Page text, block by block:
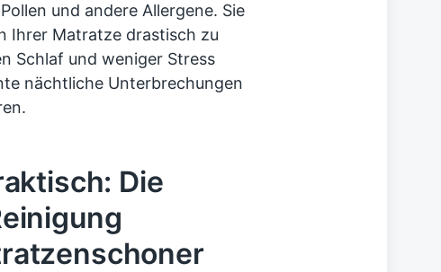
und andere Allergene. Sie
Ihrer Matratze drastisch zu
Schlaf und weniger Stress
nächtliche Unterbrechungen
Die